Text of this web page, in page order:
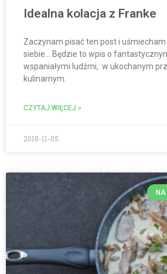
Idealna kolacja z Franke
Zaczynam pisać ten post i uśmiecham
siebie… Będzie to wpis o
wspaniałymi ludźmi, w ukochanym
kulinarnym.
CZYTAJ WIĘCEJ »
2018-11-05
NA